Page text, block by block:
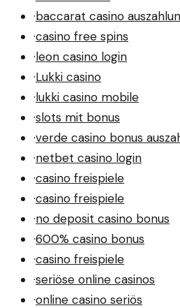
·baccarat casino
·casino free spins
·leon casino login
·Lukki casino
·lukki casino mobile
·slots mit bonus
·verde casino bonus
·netbet casino login
·casino freispiele
·casino freispiele
·no deposit casino bonus
·600% casino bonus
·casino freispiele
·seriöse online casinos
·online casino seriös